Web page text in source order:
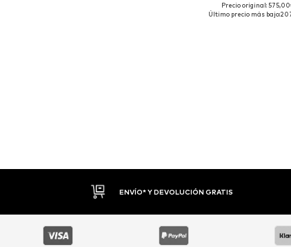
Tallas disponibles:
Precio original:
Último precio más bajo:
DEVOLUCIONES HASTA 30 DÍAS